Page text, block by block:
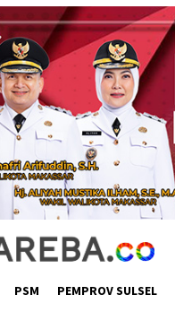
PSM PEMPROV SULSEL